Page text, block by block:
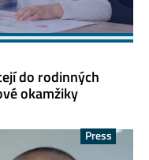
do rodinných
okamžiky
Press